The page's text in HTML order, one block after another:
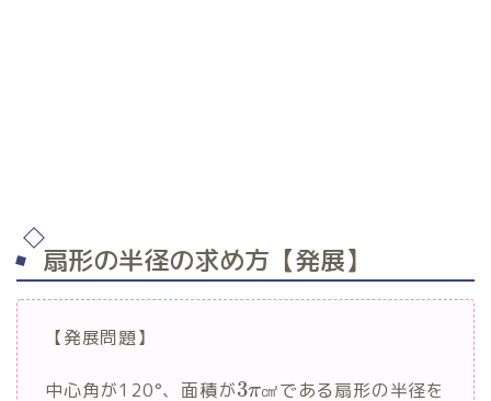
扇形の半径の求め方【発展】
【発展問題】
中心角が120°、面積が3π㎠である扇形の半径を